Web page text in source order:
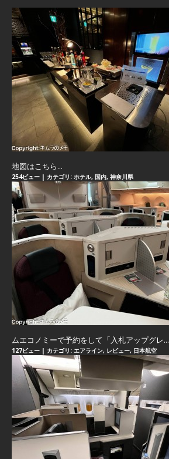
地図はこちら...
254ビュー | カテゴリ: ホテル, 国内, 神奈川県
ムエコノミーで予約をして「入札アップグレ...
127ビュー | カテゴリ: エアライン, レビュー, 日本航空